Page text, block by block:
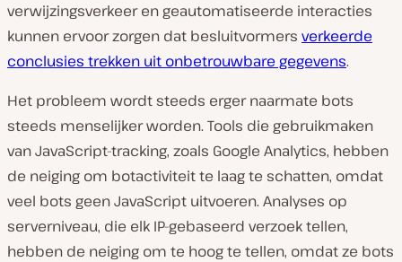
verwijzingsverkeer en geautomatiseerde interacties
kunnen ervoor zorgen dat besluitvormers verkeerde
conclusies trekken uit onbetrouwbare gegevens.
Het probleem wordt steeds erger naarmate bots
steeds menselijker worden. Tools die gebruikmaken
van JavaScript-tracking, zoals Google Analytics, hebben
de neiging om botactiviteit te laag te schatten, omdat
veel bots geen JavaScript uitvoeren. Analyses op
serverniveau, die elk IP-gebaseerd verzoek tellen,
hebben de neiging om te hoog te tellen, omdat ze bots